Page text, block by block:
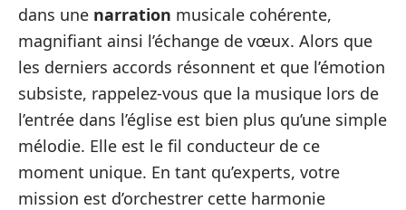
dans une narration musicale cohérente,
magnifiant ainsi l’échange de vœux. Alors que
les derniers accords résonnent et que l’émotion
subsiste, rappelez-vous que la musique lors de
l’entrée dans l’église est bien plus qu’une simple
mélodie. Elle est le fil conducteur de ce
moment unique. En tant qu’experts, votre
mission est d’orchestrer cette harmonie